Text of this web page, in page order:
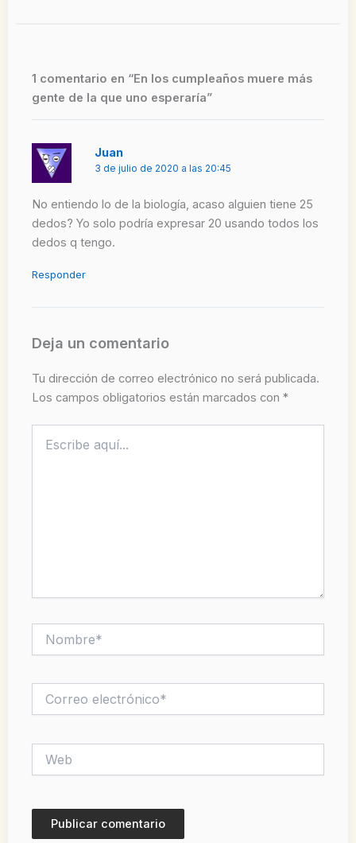
1 comentario en “En los cumpleaños muere más
gente de la que uno esperaría”
Juan
3 de julio de 2020 a las 20:45
No entiendo lo de la biología, acaso alguien tiene 25
dedos? Yo solo podría expresar 20 usando todos los
dedos q tengo.
Responder
Deja un comentario
Tu dirección de correo electrónico no será publicada.
Los campos obligatorios están marcados con *
aquí...
electrónico*